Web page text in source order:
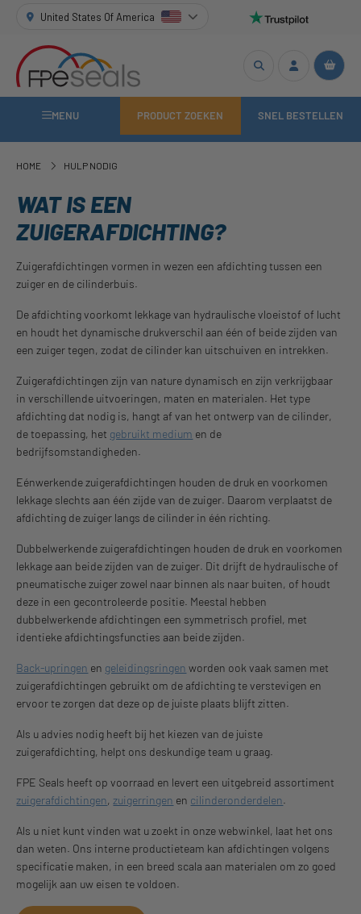
United States Of America
MENU PRODUCT ZOEKEN SNEL BESTELLEN
HOME HULP NODIG
WAT IS EEN
ZUIGERAFDICHTING?
Zuigerafdichtingen vormen in wezen een afdichting tussen een
zuiger en de cilinderbuis.
De afdichting voorkomt lekkage van hydraulische vloeistof of lucht
en houdt het dynamische drukverschil aan één of beide zijden van
een zuiger tegen, zodat de cilinder kan uitschuiven en intrekken.
Zuigerafdichtingen zijn van nature dynamisch en zijn verkrijgbaar
in verschillende uitvoeringen, maten en materialen. Het type
afdichting dat nodig is, hangt af van het ontwerp van de cilinder,
de toepassing, het gebruikt medium en de
bedrijfsomstandigheden.
Eénwerkende zuigerafdichtingen houden de druk en voorkomen
lekkage slechts aan één zijde van de zuiger. Daarom verplaatst de
afdichting de zuiger langs de cilinder in één richting.
Dubbelwerkende zuigerafdichtingen houden de druk en voorkomen
lekkage aan beide zijden van de zuiger. Dit drijft de hydraulische of
pneumatische zuiger zowel naar binnen als naar buiten, of houdt
deze in een gecontroleerde positie. Meestal hebben
dubbelwerkende afdichtingen een symmetrisch profiel, met
identieke afdichtingsfuncties aan beide zijden.
Back-upringen en geleidingsringen worden ook vaak samen met
zuigerafdichtingen gebruikt om de afdichting te verstevigen en
ervoor te zorgen dat deze op de juiste plaats blijft zitten.
Als u advies nodig heeft bij het kiezen van de juiste
zuigerafdichting, helpt ons deskundige team u graag.
FPE Seals heeft op voorraad en levert een uitgebreid assortiment
zuigerafdichtingen,zuigerringen en cilinderonderdelen.
Als u niet kunt vinden wat u zoekt in onze webwinkel, laat het ons
dan weten. Ons interne productieteam kan afdichtingen volgens
specificatie maken, in een breed scala aan materialen om zo goed
mogelijk aan uw eisen te voldoen.